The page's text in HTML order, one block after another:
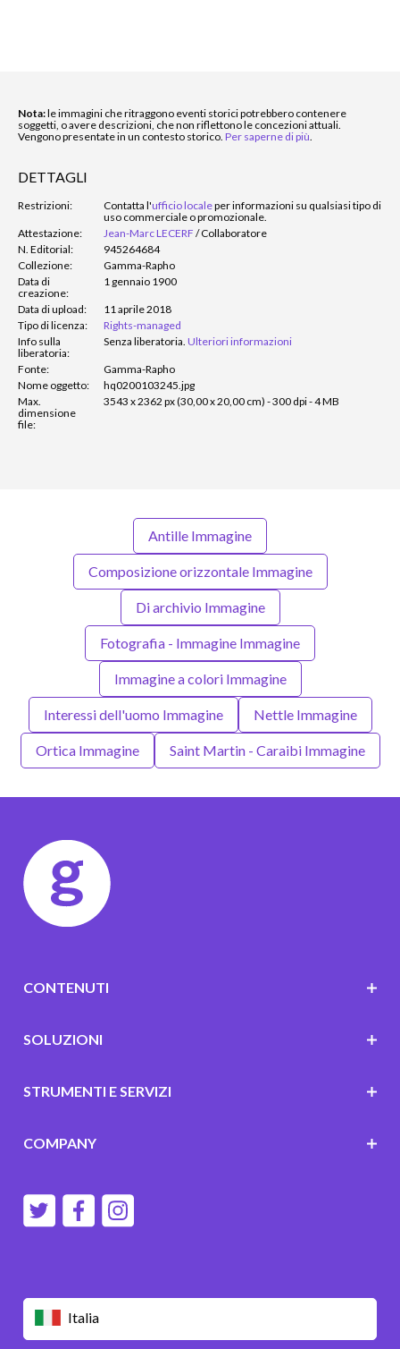
Nota:le immagini che ritraggono eventi storici potrebbero contenere
soggetti, o avere descrizioni, che non riflettono le concezioni attuali.
Vengono presentate in un contesto storico. Per saperne di più.
DETTAGLI
Restrizioni: Contatta l'ufficio localeper informazioni su qualsiasi tipo di
uso commerciale o promozionale.
Attestazione:
Jean-Marc LECERF /Collaboratore
N. Editorial:
945264684
Collezione:
Gamma-Rapho
Data di
creazione:
1 gennaio 1900
Data di upload:
11 aprile 2018
Tipo di licenza:
Rights-managed
Info sulla
liberatoria:
Senza liberatoria. Ulteriori informazioni
Fonte:
Gamma-Rapho
Nome oggetto:
hq0200103245.jpg
Max.
dimensione
file:
3543 x 2362 px (30,00 x 20,00 cm) - 300 dpi - 4 MB
Antille Immagine
Composizione orizzontale Immagine
Di archivio Immagine
Fotografia - Immagine Immagine
Immagine a colori Immagine
Interessi dell'uomo Immagine Nettle Immagine
Ortica Immagine Saint Martin - Caraibi Immagine
Italia
CONTENUTI
SOLUZIONI
STRUMENTI E SERVIZI
COMPANY